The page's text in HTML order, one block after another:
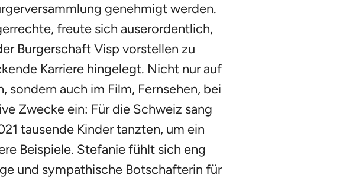
genehmigt werden.
freute sich auserordentlich,
Burgerschaft Visp vorstellen zu
Karriere hingelegt. Nicht nur auf
sondern auch im Film, Fernsehen, bei
Zwecke ein: Für die Schweiz sang
tausende Kinder tanzten, um ein
Beispiele. Stefanie fühlt sich eng
und sympathische Botschafterin für